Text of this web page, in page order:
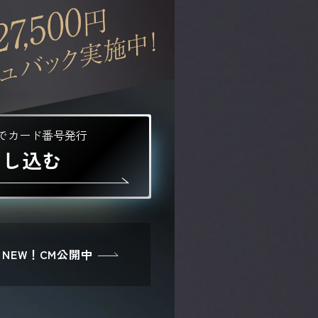
カード番号発行
込む
NEW！CM公開中